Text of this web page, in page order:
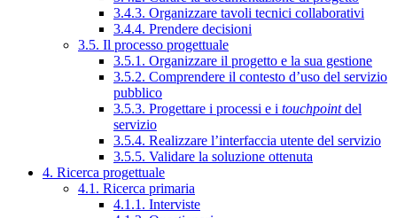
3.4.3. Organizzare tavoli tecnici collaborativi
3.4.4. Prendere decisioni
3.5. Il processo progettuale
3.5.1. Organizzare il progetto e la sua gestione
3.5.2. Comprendere il contesto d’uso del servizio
pubblico
3.5.3. Progettare i processi e i touchpointdel
servizio
3.5.4. Realizzare l’interfaccia utente del servizio
3.5.5. Validare la soluzione ottenuta
4. Ricerca progettuale
4.1. Ricerca primaria
4.1.1. Interviste